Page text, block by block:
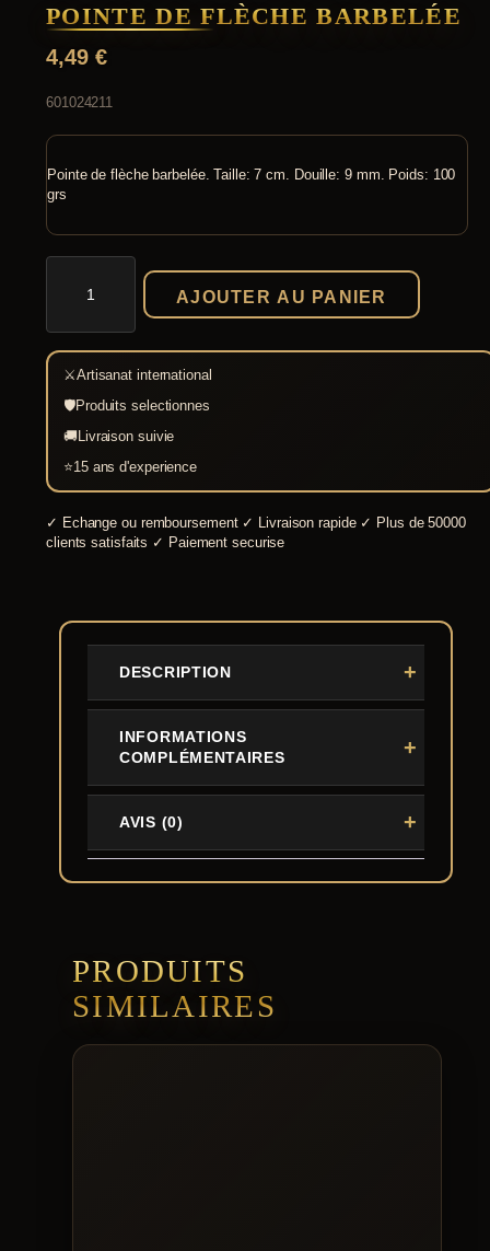
POINTE DE FLÈCHE BARBELÉE
4,49 €
601024211
Pointe de flèche barbelée. Taille: 7 cm. Douille: 9 mm. Poids: 100
grs
quantité
barbelée
AJOUTER AU PANIER
⚔Artisanat international
🛡Produits selectionnes
🚚Livraison suivie
⭐15 ans d'experience
✓ Echange ou remboursement ✓ Livraison rapide ✓ Plus de 50000
clients satisfaits ✓ Paiement securise
DESCRIPTION
INFORMATIONS
COMPLÉMENTAIRES
AVIS (0)
PRODUITS
SIMILAIRES